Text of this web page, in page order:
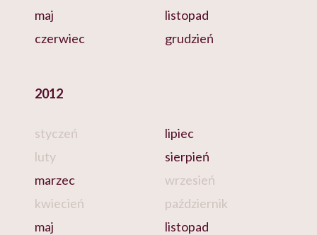
maj
czerwiec
listopad
grudzień
2012
styczeń
luty
marzec
kwiecień
maj
lipiec
sierpień
wrzesień
październik
listopad